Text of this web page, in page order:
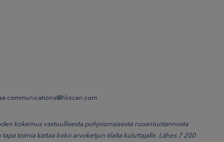
communications@hkscan.com
kokemus vastuullisesta pohjoismaisesta ruoantuotannosta
toimia kattaa koko arvoketjun tilalta kuluttajalle. Lähes 7 200